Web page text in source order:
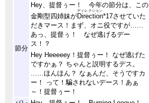
節分
Hey、提督ぅー！ 今年の節分は、この
金剛型四姉妹がDirection
ディレクション
*17させていた
だきマース！まず、オニ役ですが……
あっ、提督ぅ！ なぜ逃げるデー
ス！？
Hey Heeeeey！提督ぅー！ なぜ逃げた
ですかぁ？ ちゃんと説明するデス。
……ほんほん？ なぁんだ、そうですカ
ー！ って！騙されないデース！あぁ
～！提督ぅー！